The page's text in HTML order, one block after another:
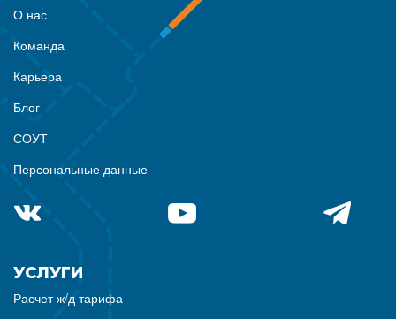
О нас
Команда
Карьера
Блог
СОУТ
Персональные данные
УСЛУГИ
Расчет ж/д тарифа